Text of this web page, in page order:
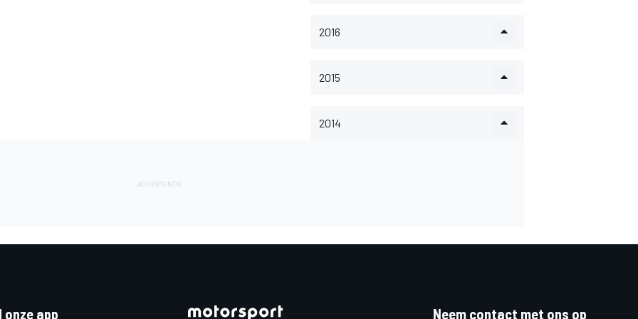
2016
2015
2014
onze app Neem contact met ons op